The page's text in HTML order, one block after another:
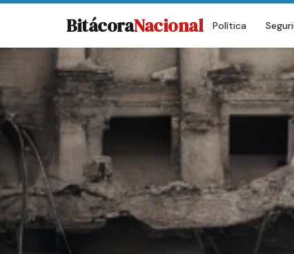
BitácoraNacional Política